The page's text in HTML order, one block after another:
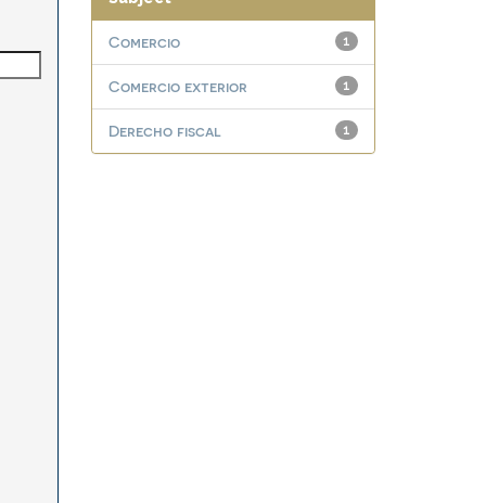
1
Comercio
1
Comercio exterior
1
Derecho fiscal